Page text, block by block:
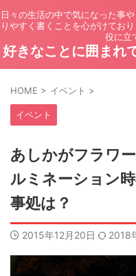
日々の生活の中で気になった事
りやすく書くことを心がけてお
役に立
好きなことに囲まれ
HOME > イベント >
イベント
あしかがフラワ
ルミネーション
事処は？
2015年12月20日 2018